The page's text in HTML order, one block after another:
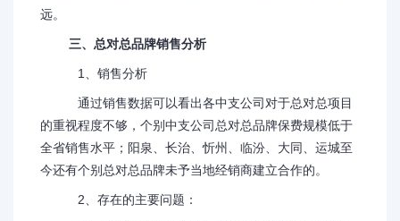
远。
三、总对总品牌销售分析
1、销售分析
通过销售数据可以看出各中支公司对于总对总项目
的重视程度不够，个别中支公司总对总品牌保费规模低于
全省销售水平；阳泉、长治、忻州、临汾、大同、运城至
今还有个别总对总品牌未予当地经销商建立合作的。
2、存在的主要问题：